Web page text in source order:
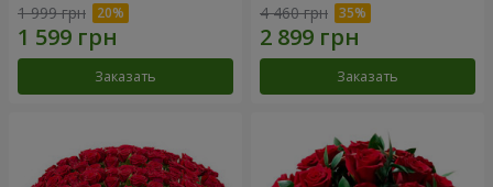
1 999 грн
Заказать
4 460 грн
Заказать